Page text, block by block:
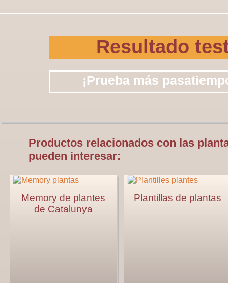
Productos relacionados con las
pueden interesar:
Memory de plantes
de Catalunya
Plantillas de plantas